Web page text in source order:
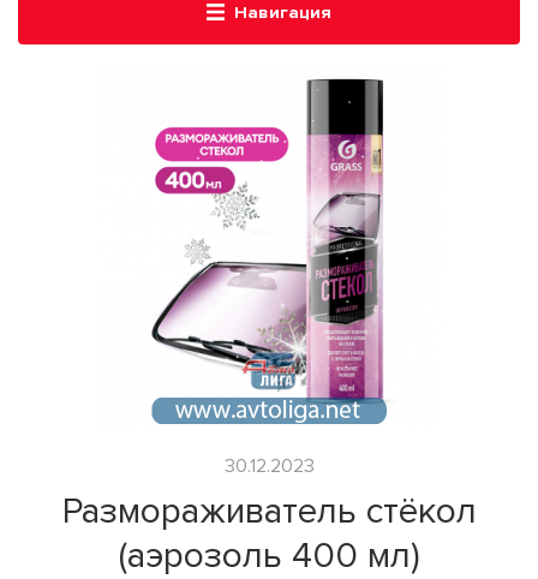
Навигация
30.12.2023
Размораживатель стёкол
(аэрозоль 400 мл)